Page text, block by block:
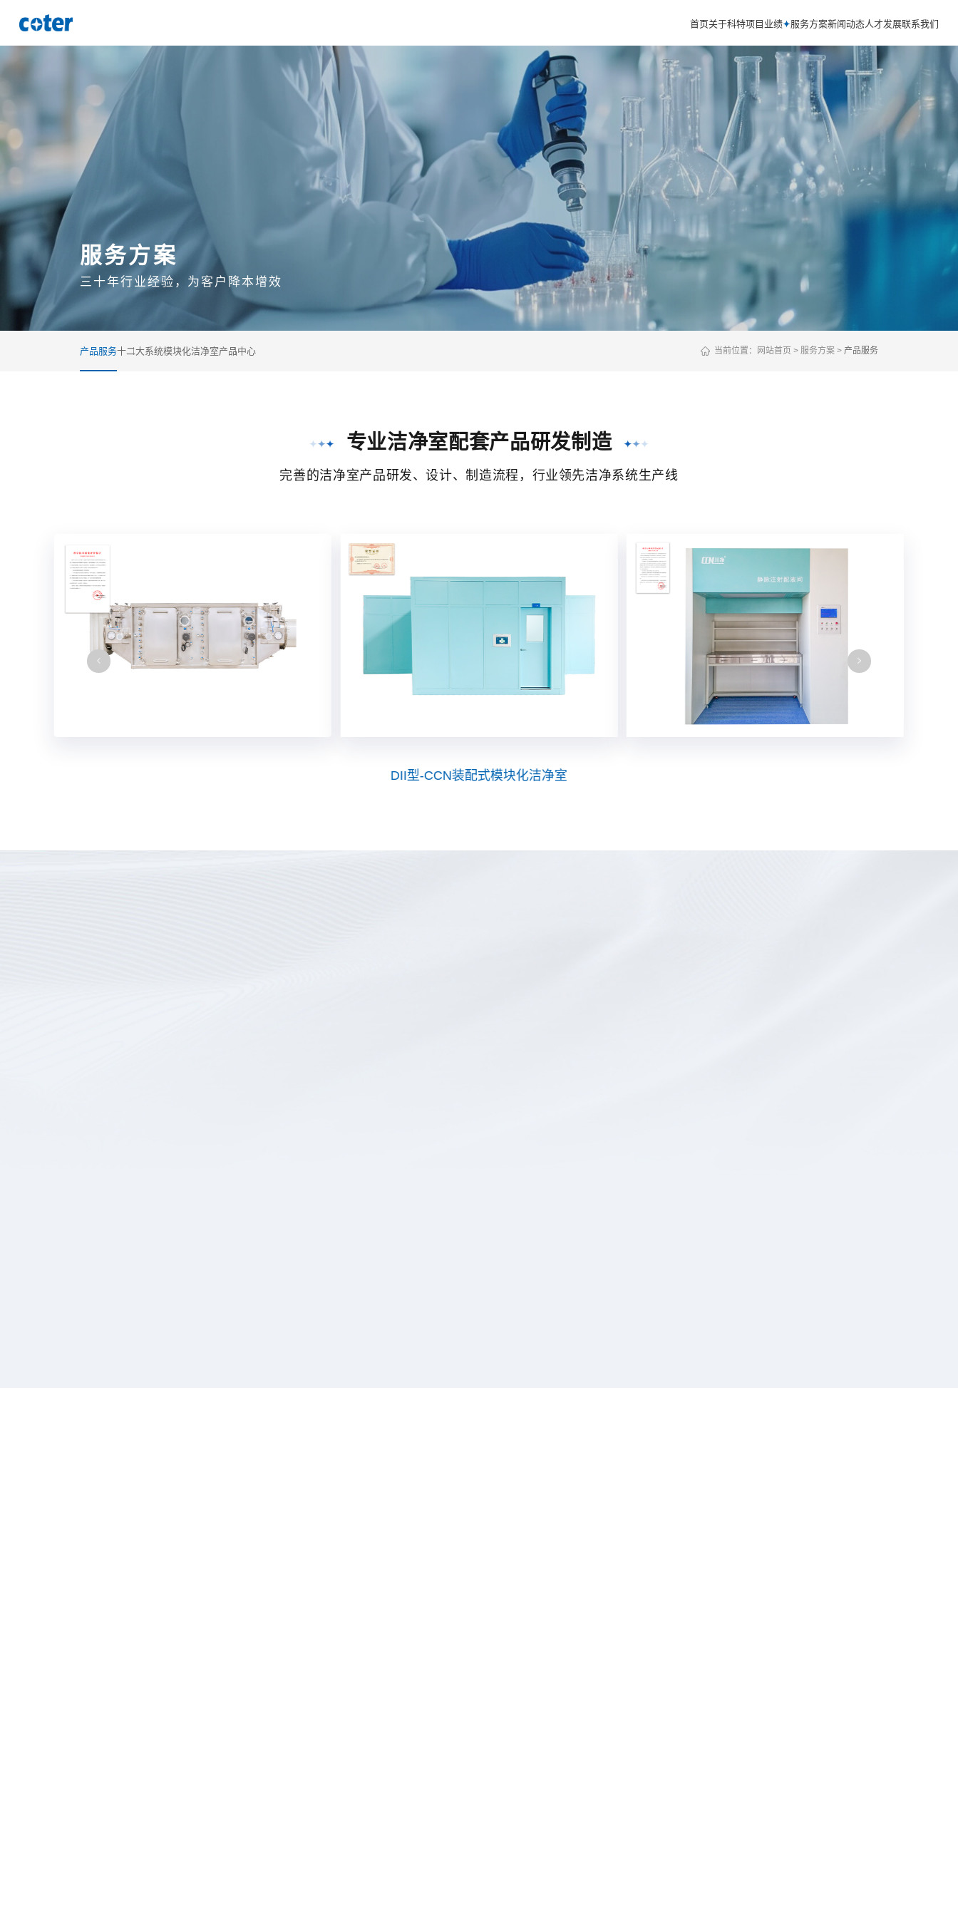
首页关于科特项目业绩 服务方案新闻动态人才发展联系我们
服务方案
三十年行业经验，为客户降本增效
产品服务十二大系统模块化洁净室产品中心 当前位置： 网站首页 服务方案 产品服务
专业洁净室配套产品研发制造
完善的洁净室产品研发、设计、制造流程，行业领先洁净系统生产线
DII型-CCN装配式模块化洁净室